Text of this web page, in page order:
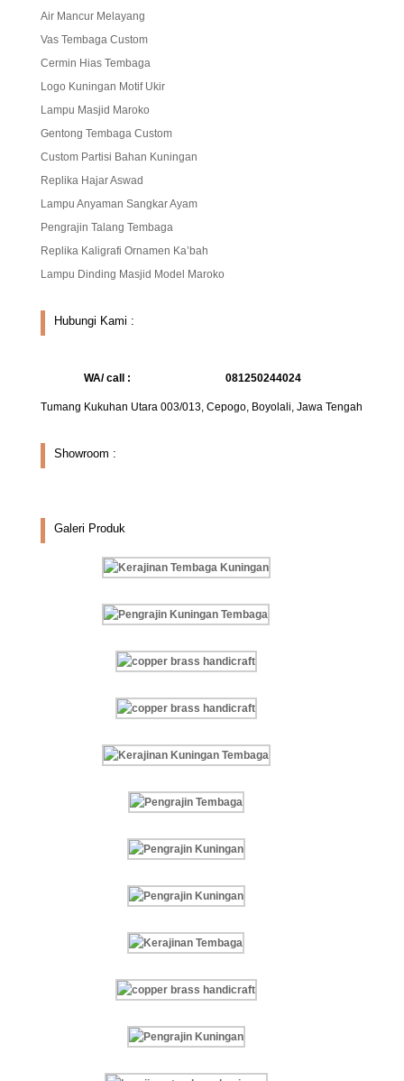
Air Mancur Melayang
Vas Tembaga Custom
Cermin Hias Tembaga
Logo Kuningan Motif Ukir
Lampu Masjid Maroko
Gentong Tembaga Custom
Custom Partisi Bahan Kuningan
Replika Hajar Aswad
Lampu Anyaman Sangkar Ayam
Pengrajin Talang Tembaga
Replika Kaligrafi Ornamen Ka’bah
Lampu Dinding Masjid Model Maroko
Hubungi Kami :
WA/ call : 081250244024
Tumang Kukuhan Utara 003/013, Cepogo, Boyolali, Jawa Tengah
Showroom :
Galeri Produk